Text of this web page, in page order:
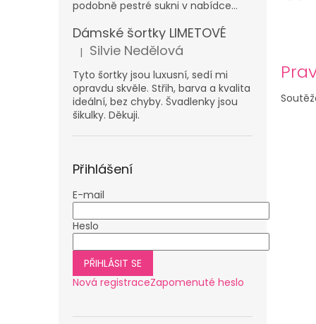
podobně pestré sukni v nabídce...
Dámské šortky LIMETOVÉ
Hodnocení produktu je 5 z 5 hvězdiček.
| Silvie Nedělová
Tyto šortky jsou luxusní, sedí mi
opravdu skvěle. Střih, barva a kvalita
ideální, bez chyby. Švadlenky jsou
šikulky. Děkuji.
Přihlášení
E-mail
Heslo
PŘIHLÁSIT SE
Nová registraceZapomenuté heslo